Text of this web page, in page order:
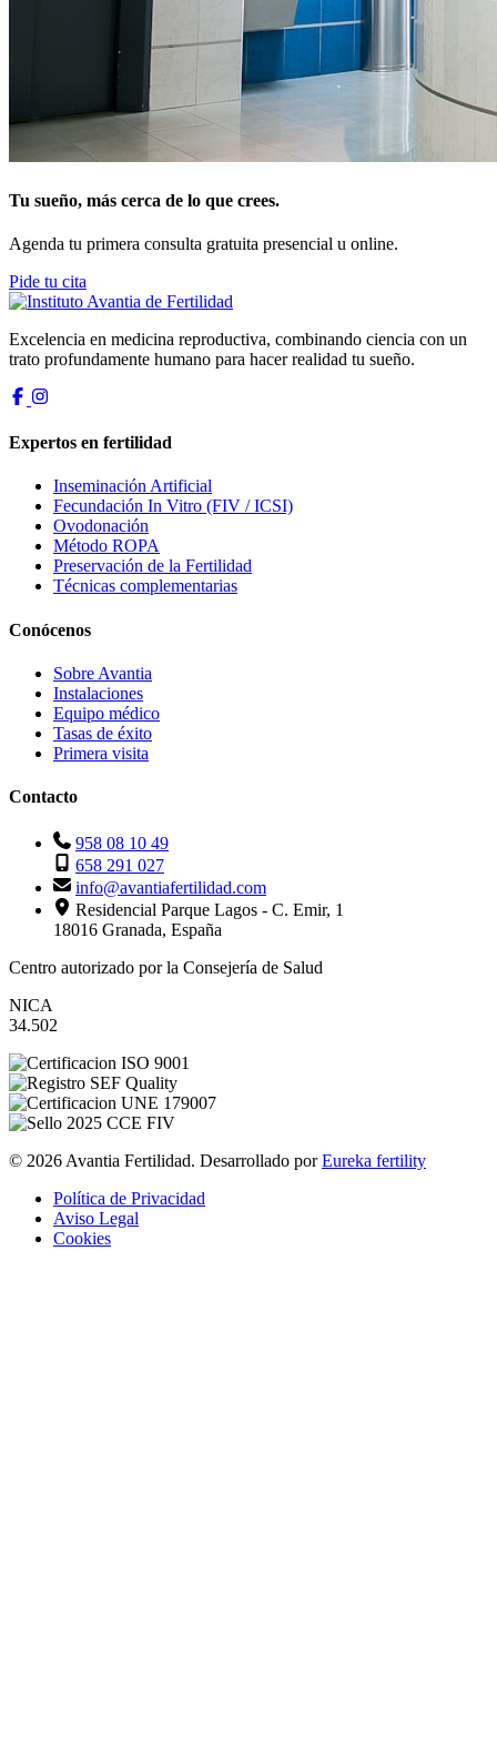
Tu sueño, más cerca de lo que crees.
Agenda tu primera consulta gratuita presencial u online.
Pide tu cita
Excelencia en medicina reproductiva, combinando ciencia con un
trato profundamente humano para hacer realidad tu sueño.
Expertos en fertilidad
Inseminación Artificial
Fecundación In Vitro (FIV / ICSI)
Ovodonación
Método ROPA
Preservación de la Fertilidad
Técnicas complementarias
Conócenos
Sobre Avantia
Instalaciones
Equipo médico
Tasas de éxito
Primera visita
Contacto
958 08 10 49
658 291 027
info@avantiafertilidad.com
Residencial Parque Lagos - C. Emir, 1
18016 Granada, España
Centro autorizado por la Consejería de Salud
NICA
34.502
© 2026 Avantia Fertilidad. Desarrollado porEureka fertility
Política de Privacidad
Aviso Legal
Cookies